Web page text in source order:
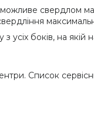
свердлом
усіх боків, на якій
Список